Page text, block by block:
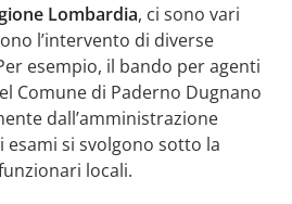
Lombardia, ci sono vari
l’intervento di diverse
esempio, il bando per agenti
Comune di Paderno Dugnano
dall’amministrazione
esami si svolgono sotto la
locali.